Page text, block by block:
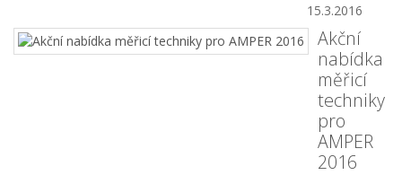
15.3.2016
Akční
nabídka
měřicí
techniky
pro
AMPER
2016